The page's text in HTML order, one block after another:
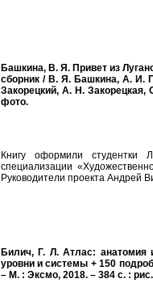
Башкина, В. Я. Привет из
сборник / В. Я. Башкина, А. И.
Закорецкий, А. Н.
фото.
Книгу оформили студентки
специализации
Руководители проекта Андрей
Билич, Г. Л. Атлас: анатомия
уровни и системы + 150
– М. : Эксмо, 2018. – 384 с. : рис.